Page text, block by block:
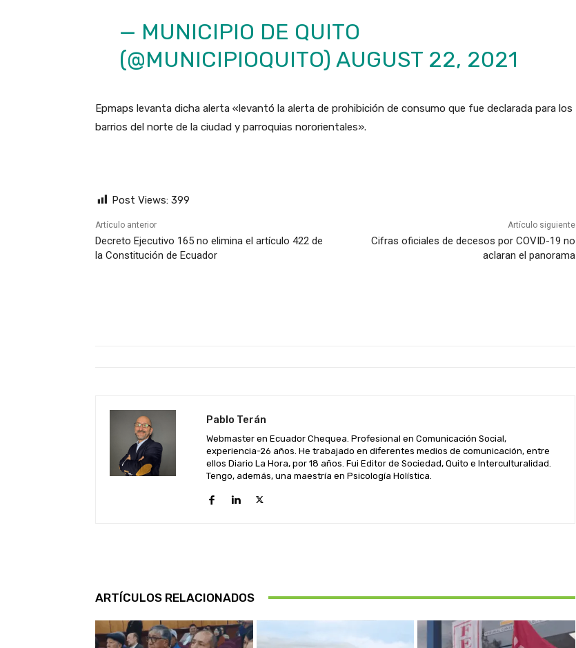
— MUNICIPIO DE QUITO
(@MUNICIPIOQUITO) AUGUST 22, 2021
Epmaps levanta dicha alerta «levantó la alerta de prohibición de consumo que fue declarada para los
barrios del norte de la ciudad y parroquias nororientales».
Post Views: 399
Artículo anterior
Decreto Ejecutivo 165 no elimina el artículo 422 de
la Constitución de Ecuador
Artículo siguiente
Cifras oficiales de decesos por COVID-19 no
aclaran el panorama
Pablo Terán
Webmaster en Ecuador Chequea. Profesional en Comunicación Social,
experiencia-26 años. He trabajado en diferentes medios de comunicación, entre
ellos Diario La Hora, por 18 años. Fui Editor de Sociedad, Quito e Interculturalidad.
Tengo, además, una maestría en Psicología Holística.
ARTÍCULOS RELACIONADOS